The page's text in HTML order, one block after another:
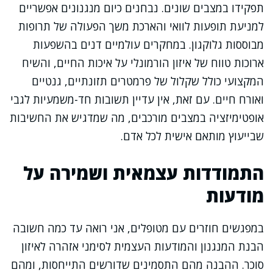
תפקידו במצבים שונים. נבחנים כיום מנגנונים אפשריים
למניעת תופעות לוואי והארכת משך הפעולה של תרופות
מבוססות גלוקגון. במחקרים עולמיים דנים בהשפעות
ארוכות טווח של איזון הורמונלי על איכות החיים, והשיח
המקצועי כולל שקלול של פרמטרים תזונתיים, גנטיים
ואורח חיים. עם זאת, אין עדיין תשובות חד-משמעיות לגבי
אופטימיזציה במצבים מורכבים, מה שמדגיש את החשיבות
שבייעוץ מותאם אישית לכל אדם.
התמודדות עצמאית ושמירה על
מודעות
במפגשים חוזרים עם מטופלים, אני רואה עד כמה חשובה
הבנת המנגנון והמודעות העצמית לסימני אזהרה לאיזון
סוכר. ההבנה מהם התסמינים שדורשים התייחסות, ומהם